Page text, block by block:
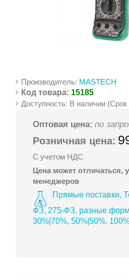
Производитель: MASTECH
Код товара: 15185
Доступность: В наличии (Срок
Оптовая цена: по
Розничная цена:
С учетом НДС
Цена может отличаться,
менеджеров
Прямые поставки,
ФЗ, 275-ФЗ, разные
30%|70%, 50%|50%,